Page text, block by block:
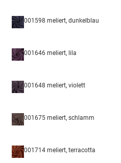
001598 meliert, dunkelblau
001646 meliert, lila
001648 meliert, violett
001675 meliert, schlamm
001714 meliert, terracotta